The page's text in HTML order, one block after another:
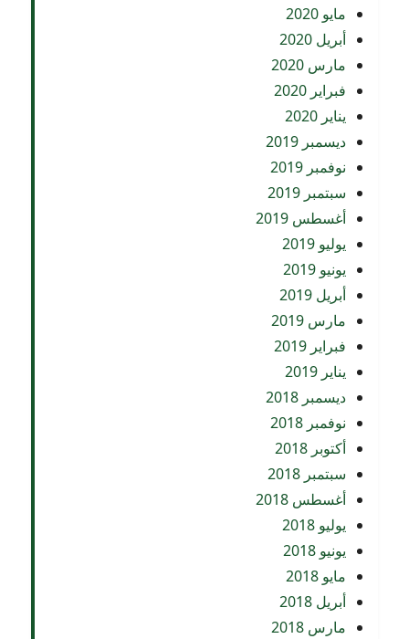
مايو 2020
أبريل 2020
مارس 2020
فبراير 2020
يناير 2020
ديسمبر 2019
نوفمبر 2019
سبتمبر 2019
أغسطس 2019
يوليو 2019
يونيو 2019
أبريل 2019
مارس 2019
فبراير 2019
يناير 2019
ديسمبر 2018
نوفمبر 2018
أكتوبر 2018
سبتمبر 2018
أغسطس 2018
يوليو 2018
يونيو 2018
مايو 2018
أبريل 2018
مارس 2018